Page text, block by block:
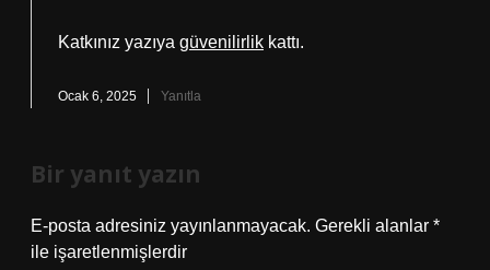
Katkınız yazıya güvenilirlik kattı.
Ocak 6, 2025 Yanıtla
Bir yanıt yazın
E-posta adresiniz yayınlanmayacak. Gerekli alanlar *
ile işaretlenmişlerdir